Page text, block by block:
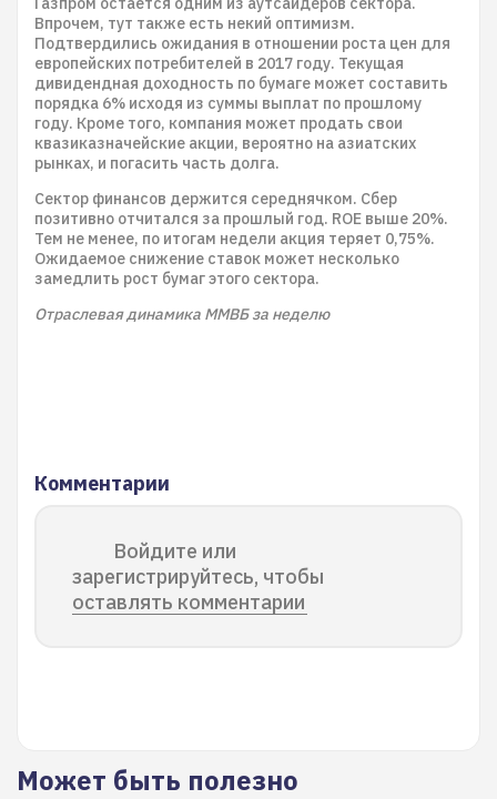
Впрочем, тут также есть некий оптимизм.
Подтвердились ожидания в отношении роста цен для
европейских потребителей в 2017 году. Текущая
дивидендная доходность по бумаге может составить
порядка 6% исходя из суммы выплат по прошлому
году. Кроме того, компания может продать свои
квазиказначейские акции, вероятно на азиатских
рынках, и погасить часть долга.
Сектор финансов держится середнячком. Сбер
позитивно отчитался за прошлый год. ROE выше 20%.
Тем не менее, по итогам недели акция теряет 0,75%.
Ожидаемое снижение ставок может несколько
замедлить рост бумаг этого сектора.
Отраслевая динамика ММВБ за неделю
Комментарии
Войдите или
зарегистрируйтесь, чтобы
оставлять комментарии
Может быть полезно